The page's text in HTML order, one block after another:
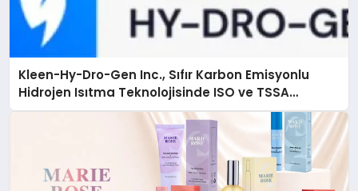
Kleen-Hy-Dro-Gen Inc., Sıfır Karbon Emisyonlu
Hidrojen Isıtma Teknolojisinde ISO ve TSSA
Düzenleyici Onaylarını Aldı